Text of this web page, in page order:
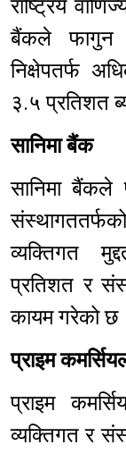
राष्ट्रिय
बैंकले फागुन
निक्षेपतर्फ
३.५ प्रतिशत
सानिमा बैंक
सानिमा बैंकले
व्यक्तिगत
प्रतिशत र
कायम गरेको छ
प्राइम
प्राइम
व्यक्तिगत र